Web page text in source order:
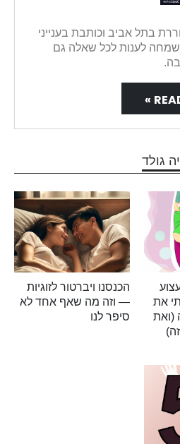
בתל אביב וכותבת בענייני
שמחה לענות לכל שאלה גם
את
(ואת
הכנסנו ויברטור לזוגיות
— וזה מה שאף אחד לא
סיפר לנו